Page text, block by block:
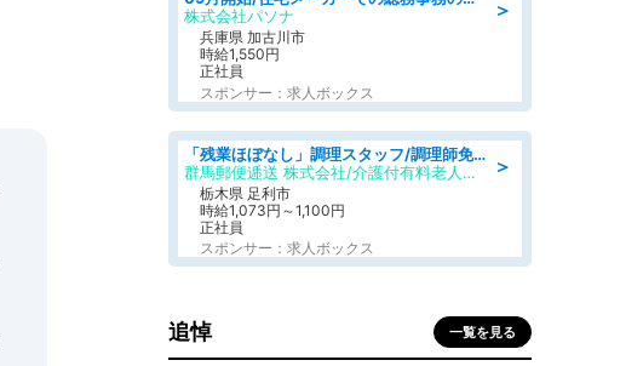
＞
株式会社パソナ
兵庫県 加古川市
時給1,550円
正社員
スポンサー：求人ボックス
＞
「残業ほぼなし」調理スタッフ/調理師免許必須/正職員/日勤のみ/介護付き有料老人ホーム/社会保障完備
群馬郵便逓送 株式会社/介護付有料老人ホーム ふる里
栃木県 足利市
時給1,073円～1,100円
正社員
スポンサー：求人ボックス
追悼 一覧を見る